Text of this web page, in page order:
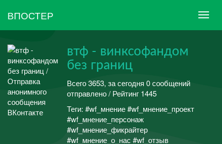
ВПОСТЕР
втф - винксофандом
без границ
Всего 3653, за сегодня 0 сообщений
отправлено / Рейтинг 1445
Теги: #wf_мнение #wf_мнение_проект
#wf_мнение_персонаж
#wf_мнение_фикрайтер
#wf_мнение_о_нас #wf_отзыв